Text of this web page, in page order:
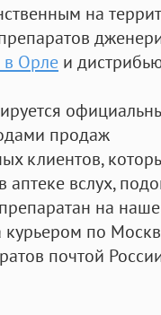
на
в Орле и
продаж
клиентов,
вслух,
на
по
почтой